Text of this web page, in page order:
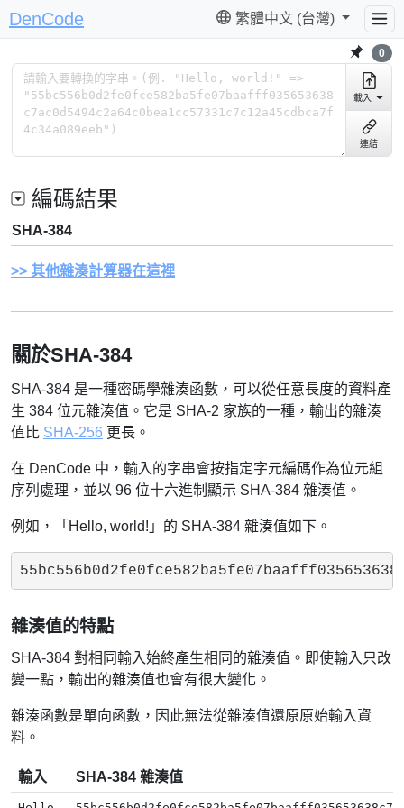
DenCode 繁體中文 (台灣)
0
載入
連結
編碼結果
SHA-384
其他雜湊計算器在這裡
關於SHA-384
SHA-384 是一種密碼學雜湊函數，可以從任意長度的資料產
生 384 位元雜湊值。它是 SHA-2 家族的一種，輸出的雜湊
值比 SHA-256 更長。
在 DenCode 中，輸入的字串會按指定字元編碼作為位元組
序列處理，並以 96 位十六進制顯示 SHA-384 雜湊值。
例如，「Hello, world!」的 SHA-384 雜湊值如下。
雜湊值的特點
SHA-384 對相同輸入始終產生相同的雜湊值。即使輸入只改
變一點，輸出的雜湊值也會有很大變化。
雜湊函數是單向函數，因此無法從雜湊值還原原始輸入資
料。
輸入 SHA-384 雜湊值